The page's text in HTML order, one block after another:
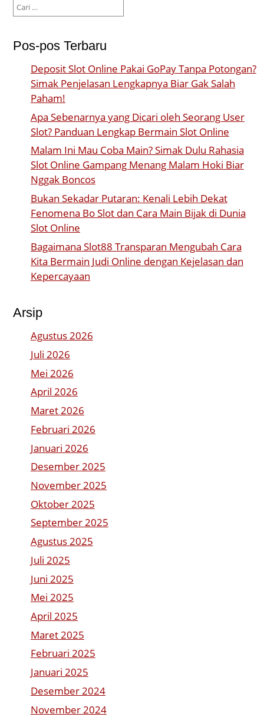
untuk:
Pos-pos Terbaru
Deposit Slot Online Pakai GoPay Tanpa Potongan?
Simak Penjelasan Lengkapnya Biar Gak Salah
Paham!
Apa Sebenarnya yang Dicari oleh Seorang User
Slot? Panduan Lengkap Bermain Slot Online
Malam Ini Mau Coba Main? Simak Dulu Rahasia
Slot Online Gampang Menang Malam Hoki Biar
Nggak Boncos
Bukan Sekadar Putaran: Kenali Lebih Dekat
Fenomena Bo Slot dan Cara Main Bijak di Dunia
Slot Online
Bagaimana Slot88 Transparan Mengubah Cara
Kita Bermain Judi Online dengan Kejelasan dan
Kepercayaan
Arsip
Agustus 2026
Juli 2026
Mei 2026
April 2026
Maret 2026
Februari 2026
Januari 2026
Desember 2025
November 2025
Oktober 2025
September 2025
Agustus 2025
Juli 2025
Juni 2025
Mei 2025
April 2025
Maret 2025
Februari 2025
Januari 2025
Desember 2024
November 2024